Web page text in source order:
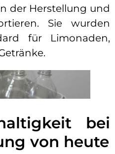
der Herstellung und
Sie wurden
für Limonaden,
bei
von heute